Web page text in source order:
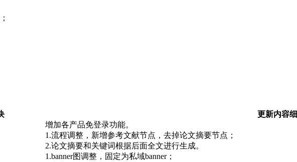
更新内容
增加各产品免登录功能。
1.流程调整，新增参考文献节点，去掉论文摘要节点；
2.论文摘要和关键词根据后面全文进行生成。
1.banner图调整，固定为私域banner；